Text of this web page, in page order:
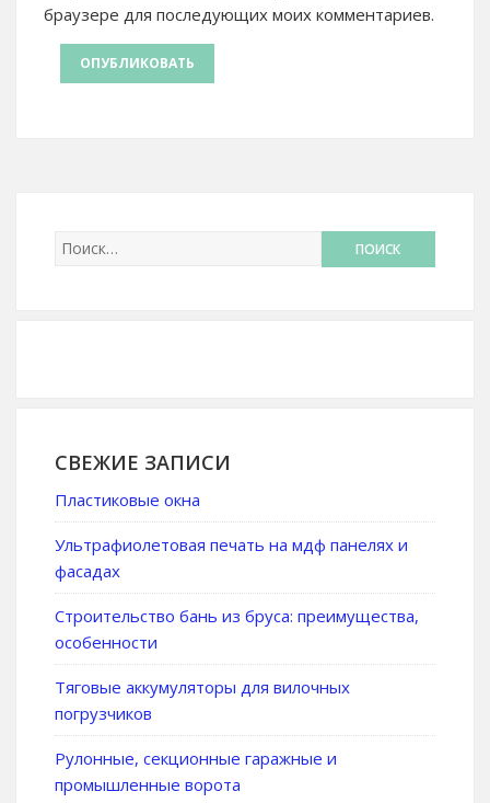
браузере для последующих моих комментариев.
СВЕЖИЕ ЗАПИСИ
Пластиковые окна
Ультрафиолетовая печать на мдф панелях и
фасадах
Строительство бань из бруса: преимущества,
особенности
Тяговые аккумуляторы для вилочных
погрузчиков
Рулонные, секционные гаражные и
промышленные ворота